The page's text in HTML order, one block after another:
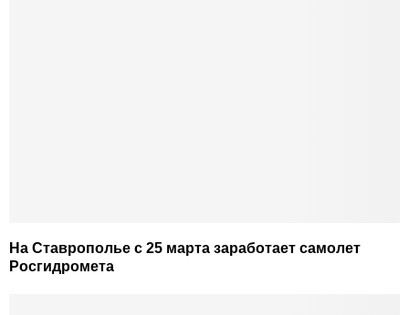
На Ставрополье с 25 марта заработает самолет
Росгидромета